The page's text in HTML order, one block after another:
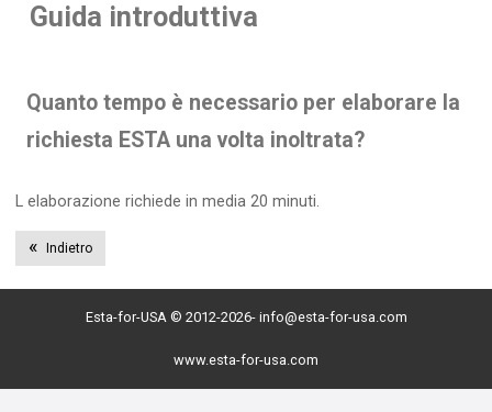
Guida introduttiva
Quanto tempo è necessario per elaborare la
richiesta ESTA una volta inoltrata?
L elaborazione richiede in media 20 minuti.
Indietro
Esta-for-USA © 2012-2026- info@esta-for-usa.com
www.esta-for-usa.com